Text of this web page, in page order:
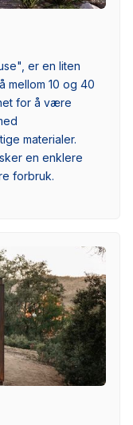
er en liten
mellom 10 og 40
for å være
materialer.
en enklere
forbruk.